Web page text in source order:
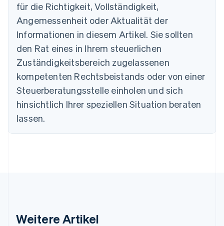
für die Richtigkeit, Vollständigkeit,
Angemessenheit oder Aktualität der
Informationen in diesem Artikel. Sie sollten
den Rat eines in Ihrem steuerlichen
Zuständigkeitsbereich zugelassenen
kompetenten Rechtsbeistands oder von einer
Steuerberatungsstelle einholen und sich
hinsichtlich Ihrer speziellen Situation beraten
lassen.
Weitere Artikel
Dänemark
English
Deutschland
Deutsch English
Estland
English
Festlandchina
简体中文 English
Finnland
EnglishSvenska
Frankreich
Français
Italien
Italiano English